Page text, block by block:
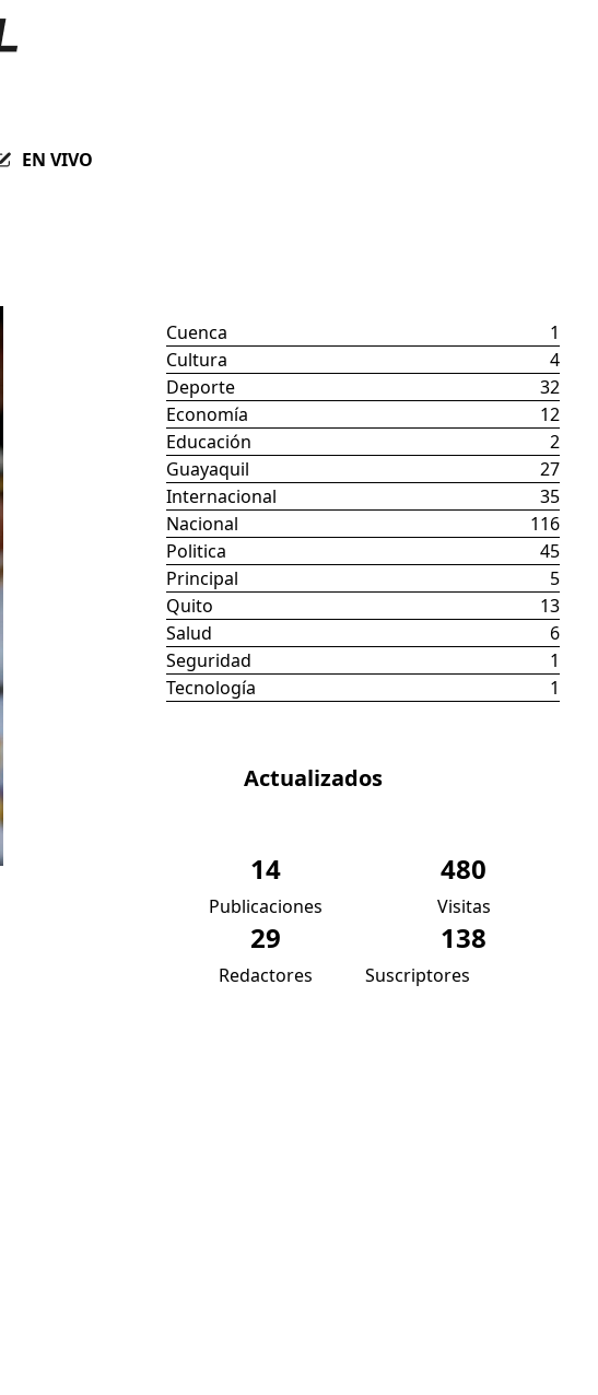
EN VIVO
Cuenca
1
Cultura
4
Deporte
32
Economía
12
Educación
2
Guayaquil
27
Internacional
35
Nacional
116
Politica
45
Principal
5
Quito
13
Salud
6
Seguridad
1
Tecnología
1
Actualizados
14
Publicaciones
480
Visitas
29
Redactores
138
Suscriptores